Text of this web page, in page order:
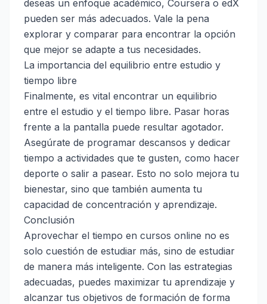
deseas un enfoque académico, Coursera o edX
pueden ser más adecuados. Vale la pena
explorar y comparar para encontrar la opción
que mejor se adapte a tus necesidades.
La importancia del equilibrio entre estudio y
tiempo libre
Finalmente, es vital encontrar un equilibrio
entre el estudio y el tiempo libre. Pasar horas
frente a la pantalla puede resultar agotador.
Asegúrate de programar descansos y dedicar
tiempo a actividades que te gusten, como hacer
deporte o salir a pasear. Esto no solo mejora tu
bienestar, sino que también aumenta tu
capacidad de concentración y aprendizaje.
Conclusión
Aprovechar el tiempo en cursos online no es
solo cuestión de estudiar más, sino de estudiar
de manera más inteligente. Con las estrategias
adecuadas, puedes maximizar tu aprendizaje y
alcanzar tus objetivos de formación de forma